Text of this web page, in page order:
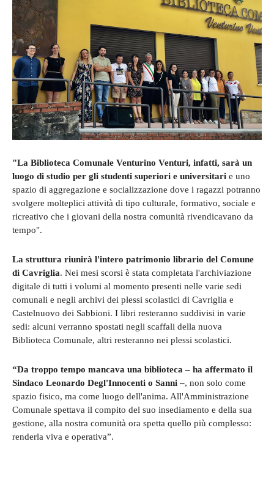
"La Biblioteca Comunale Venturino Venturi, infatti, sarà un
luogo di studio per gli studenti superiori e universitari e uno
spazio di aggregazione e socializzazione dove i ragazzi potranno
svolgere molteplici attività di tipo culturale, formativo, sociale e
ricreativo che i giovani della nostra comunità rivendicavano da
tempo".
La struttura riunirà l'intero patrimonio librario del Comune
di Cavriglia. Nei mesi scorsi è stata completata l'archiviazione
digitale di tutti i volumi al momento presenti nelle varie sedi
comunali e negli archivi dei plessi scolastici di Cavriglia e
Castelnuovo dei Sabbioni. I libri resteranno suddivisi in varie
sedi: alcuni verranno spostati negli scaffali della nuova
Biblioteca Comunale, altri resteranno nei plessi scolastici.
“Da troppo tempo mancava una biblioteca – ha affermato il
Sindaco Leonardo Degl'Innocenti o Sanni –, non solo come
spazio fisico, ma come luogo dell'anima. All'Amministrazione
Comunale spettava il compito del suo insediamento e della sua
gestione, alla nostra comunità ora spetta quello più complesso:
renderla viva e operativa”.